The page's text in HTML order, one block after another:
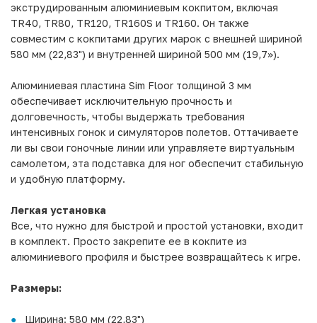
экструдированным алюминиевым кокпитом, включая
TR40, TR80, TR120, TR160S и TR160. Он также
совместим с кокпитами других марок с внешней шириной
580 мм (22,83") и внутренней шириной 500 мм (19,7»).
Алюминиевая пластина Sim Floor толщиной 3 мм
обеспечивает исключительную прочность и
долговечность, чтобы выдержать требования
интенсивных гонок и симуляторов полетов. Оттачиваете
ли вы свои гоночные линии или управляете виртуальным
самолетом, эта подставка для ног обеспечит стабильную
и удобную платформу.
Легкая установка
Все, что нужно для быстрой и простой установки, входит
в комплект. Просто закрепите ее в кокпите из
алюминиевого профиля и быстрее возвращайтесь к игре.
Размеры:
Ширина: 580 мм (22,83")